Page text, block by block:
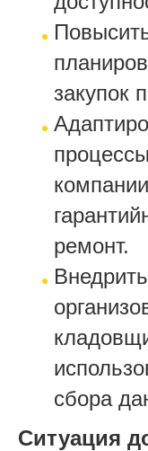
закупок
ремонт.
сбора
Ситуация